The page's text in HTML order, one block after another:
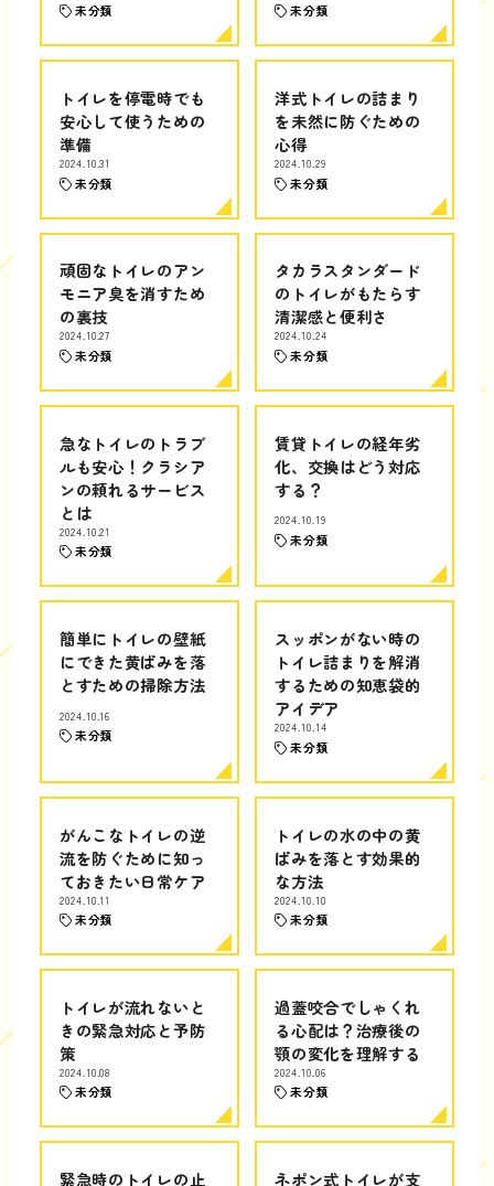
未分類 未分類
トイレを停電時でも
安心して使うための
準備
2024.10.31
未分類
洋式トイレの詰まり
を未然に防ぐための
心得
2024.10.29
未分類
頑固なトイレのアン
モニア臭を消すため
の裏技
2024.10.27
未分類
タカラスタンダード
のトイレがもたらす
清潔感と便利さ
2024.10.24
未分類
急なトイレのトラブ
ルも安心！クラシア
ンの頼れるサービス
とは
2024.10.21
未分類
賃貸トイレの経年劣
化、交換はどう対応
する？
2024.10.19
未分類
簡単にトイレの壁紙
にできた黄ばみを落
とすための掃除方法
2024.10.16
未分類
スッポンがない時の
トイレ詰まりを解消
するための知恵袋的
アイデア
2024.10.14
未分類
がんこなトイレの逆
流を防ぐために知っ
ておきたい日常ケア
2024.10.11
未分類
トイレの水の中の黄
ばみを落とす効果的
な方法
2024.10.10
未分類
トイレが流れないと
きの緊急対応と予防
策
2024.10.08
未分類
過蓋咬合でしゃくれ
る心配は？治療後の
顎の変化を理解する
2024.10.06
未分類
緊急時のトイレの止 ネポン式トイレが支